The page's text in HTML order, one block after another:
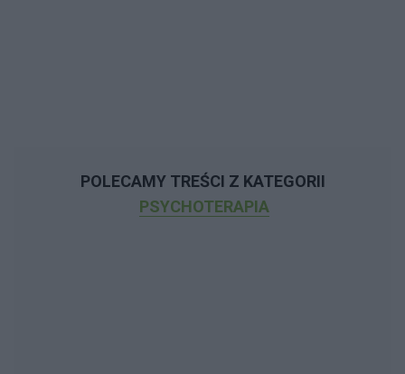
POLECAMY TREŚCI Z KATEGORII
PSYCHOTERAPIA